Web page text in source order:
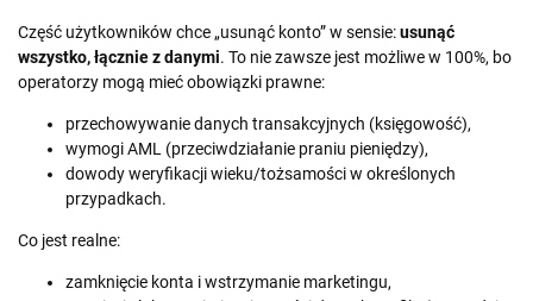
Część użytkowników chce „usunąć konto” w sensie:usunąć
wszystko, łącznie z danymi. To nie zawsze jest możliwe w 100%, bo
operatorzy mogą mieć obowiązki prawne:
przechowywanie danych transakcyjnych (księgowość),
wymogi AML (przeciwdziałanie praniu pieniędzy),
dowody weryfikacji wieku/tożsamości w określonych
przypadkach.
Co jest realne:
zamknięcie konta i wstrzymanie marketingu,